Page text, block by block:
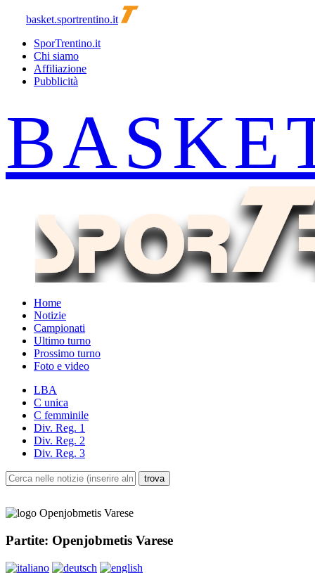
basket.sportrentino.it
SporTrentino.it
Chi siamo
Affiliazione
Pubblicità
Home
Notizie
Campionati
Ultimo turno
Prossimo turno
Foto e video
LBA
C unica
C femminile
Div. Reg. 1
Div. Reg. 2
Div. Reg. 3
Partite: Openjobmetis Varese